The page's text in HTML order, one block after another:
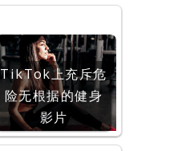
TikTok上充斥危
险无根据的健身
影片